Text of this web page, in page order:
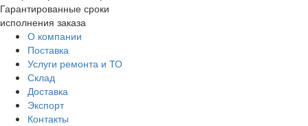
Гарантированные сроки
исполнения заказа
О компании
Поставка
Услуги ремонта и ТО
Склад
Доставка
Экспорт
Контакты